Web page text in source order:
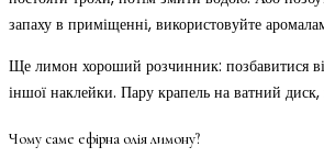
запаху в приміщенні, використовуйте
Ще лимон хороший розчинник: позбавитися
іншої наклейки. Пару крапель на ватний диск,
Чому саме ефірна олія лимону?